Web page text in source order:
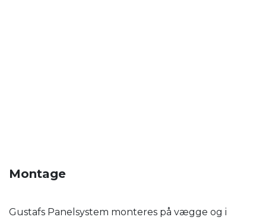
Montage
Gustafs Panelsystem monteres på vægge og i